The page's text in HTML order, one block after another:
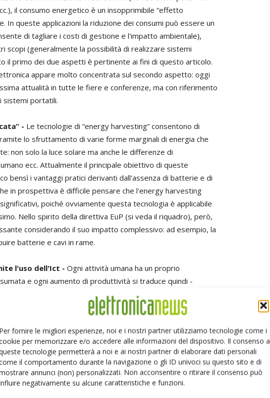
Per fornire le migliori esperienze, noi e i nostri partner utilizziamo tecnologie come i
per memorizzare e/o accedere alle informazioni del dispositivo. Il consenso a
tecnologie permetterà a noi e ai nostri partner di elaborare dati personali
il comportamento durante la navigazione o gli ID univoci su questo sito e di
annunci (non) personalizzati. Non acconsentire o ritirare il consenso può
negativamente su alcune caratteristiche e funzioni.
il consumo energetico è un insopprimibile “effetto
In queste applicazioni la riduzione dei consumi può essere un
di tagliare i costi di gestione e l'impatto ambientale),
scopi (generalmente la possibilità di realizzare sistemi
il primo dei due aspetti è pertinente ai fini di questo articolo.
appare molto concentrata sul secondo aspetto: oggi
attualità in tutte le fiere e conferenze, ma con riferimento
sistemi portatili.
- Le tecnologie di “energy harvesting” consentono di
lo sfruttamento di varie forme marginali di energia che
non solo la luce solare ma anche le differenze di
ecc. Attualmente il principale obiettivo di queste
bensì i vantaggi pratici derivanti dall'assenza di batterie e di
in prospettiva è difficile pensare che l'energy harvesting
poiché ovviamente questa tecnologia è applicabile
Nello spirito della direttiva EuP (si veda il riquadro), però,
considerando il suo impatto complessivo: ad esempio, la
batterie e cavi in rame.
l'uso dell'Ict - Ogni attività umana ha un proprio
e ogni aumento di produttività si traduce quindi -
energetico. Da vari decenni a questa parte, in tutti i settori il
produttività è costituito dalla Ict (Information and
dell'elettronica. Basti pensare, ad esempio, allo
in pochi secondi un file da Internet richiede certamente meno
il funzionamento della “filiera dei documenti cartacei”:
tramite camion, smaltimento dei rifiuti ecc.
di esempi riguardanti gli aspetti sopra elencati, con
tra loro.